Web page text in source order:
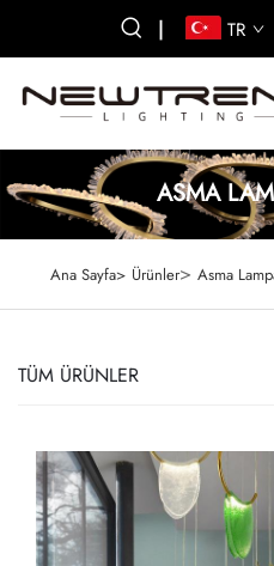
| TR
ASMA
Ana Sayfa> Ürünler> Asma
TÜM ÜRÜNLER